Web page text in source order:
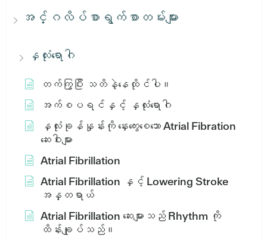
အင်္ဂလိပ်စာရွက်စာတမ်းများ
နှလုံးရောဂါ
တက်ကြွပြီး သတိနဲ့နေထိုင်ပါ။
အက်စပရင်နှင့် နှလုံးရောဂါ
နှလုံးခုန်နှုန်းကို နှေးကွေးစေသော Atrial Fibration
ဆေးဝါးများ
Atrial Fibrillation
Atrial Fibrillation နှင့် Lowering Stroke
အန္တရာယ်
Atrial Fibrillation ဆေးများသည် Rhythm ကို
ထိန်းချုပ်သည်။